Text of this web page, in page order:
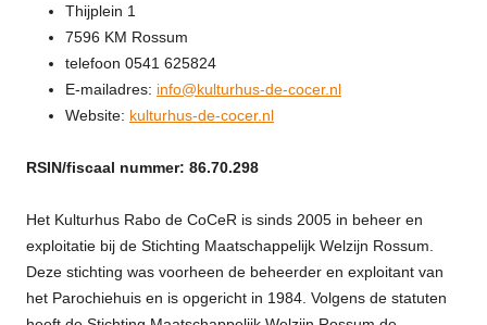
Thijplein 1
7596 KM Rossum
telefoon 0541 625824
E-mailadres: info@kulturhus-de-cocer.nl
Website: kulturhus-de-cocer.nl
RSIN/fiscaal nummer: 86.70.298
Het Kulturhus Rabo de CoCeR is sinds 2005 in beheer en
exploitatie bij de Stichting Maatschappelijk Welzijn Rossum.
Deze stichting was voorheen de beheerder en exploitant van
het Parochiehuis en is opgericht in 1984. Volgens de statuten